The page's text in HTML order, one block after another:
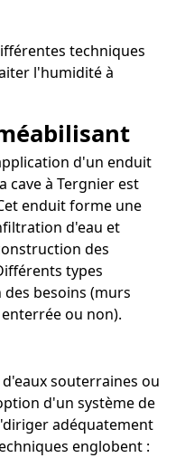
techniques
l'humidité à
d'un enduit
cave à Tergnier est
enduit forme une
d'eau et
des
types
besoins (murs
ou non).
souterraines ou
d'un système de
adéquatement
englobent :